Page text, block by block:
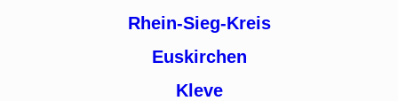
Rhein-Sieg-Kreis
Euskirchen
Kleve